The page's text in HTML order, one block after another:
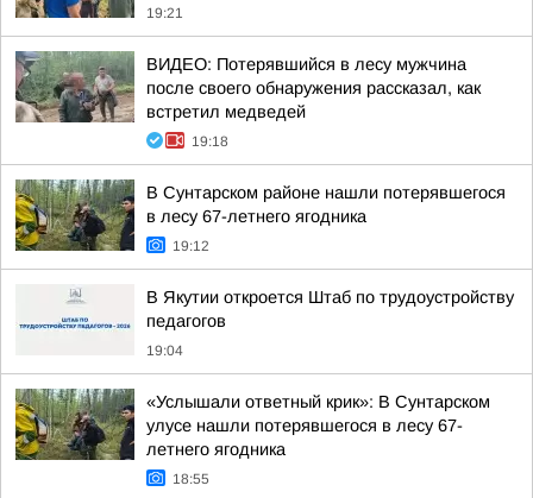
19:21
ВИДЕО: Потерявшийся в лесу мужчина
после своего обнаружения рассказал, как
встретил медведей
19:18
В Сунтарском районе нашли потерявшегося
в лесу 67-летнего ягодника
19:12
В Якутии откроется Штаб по трудоустройству
педагогов
19:04
«Услышали ответный крик»: В Сунтарском
улусе нашли потерявшегося в лесу 67-
летнего ягодника
18:55